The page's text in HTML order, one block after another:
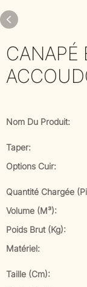
CANAPÉ
Nom Du Produit:
Taper:
Options Cuir:
Quantité Chargée
Volume (m³):
Poids Brut (kg):
Matériel:
Taille (cm):